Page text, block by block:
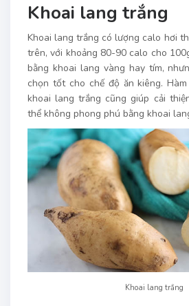
Khoai lang trắng
Khoai lang trắng có lượng calo hơi
trên, với khoảng 80-90 calo cho
bằng khoai lang vàng hay tím,
chọn tốt cho chế độ ăn kiêng.
khoai lang trắng cũng giúp cải
thể không phong phú bằng khoai
Khoai lang trắng